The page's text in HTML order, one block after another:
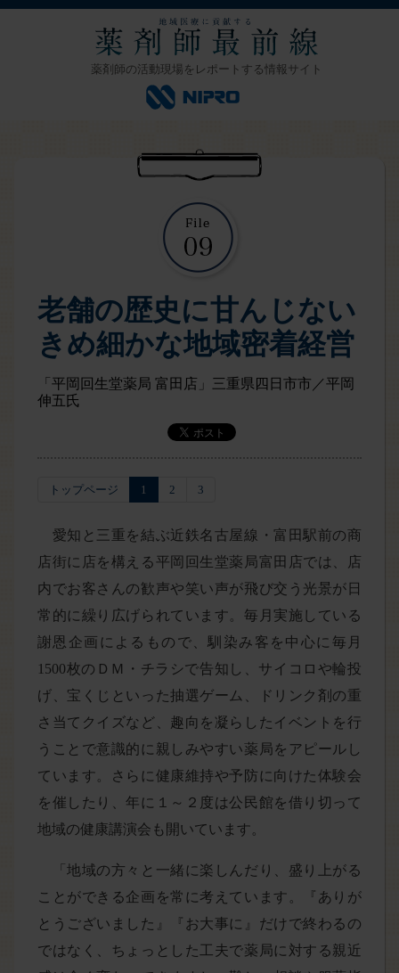
薬剤師の活動現場をレポートする情報サイト
老舗の歴史に甘んじない
きめ細かな地域密着経営
「平岡回生堂薬局 富田店」三重県四日市市／平岡
伸五氏
トップページ 1 2 3
愛知と三重を結ぶ近鉄名古屋線・富田駅前の商
店街に店を構える平岡回生堂薬局富田店では、店
内でお客さんの歓声や笑い声が飛び交う光景が日
常的に繰り広げられています。毎月実施している
謝恩企画によるもので、馴染み客を中心に毎月
1500枚のＤＭ・チラシで告知し、サイコロや輪投
げ、宝くじといった抽選ゲーム、ドリンク剤の重
さ当てクイズなど、趣向を凝らしたイベントを行
うことで意識的に親しみやすい薬局をアピールし
ています。さらに健康維持や予防に向けた体験会
を催したり、年に１～２度は公民館を借り切って
地域の健康講演会も開いています。
「地域の方々と一緒に楽しんだり、盛り上がる
ことができる企画を常に考えています。『ありが
とうございました』『お大事に』だけで終わるの
ではなく、ちょっとした工夫で薬局に対する親近